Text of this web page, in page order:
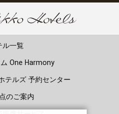
ル一覧
One Harmony
テルズ 予約センター
のご案内